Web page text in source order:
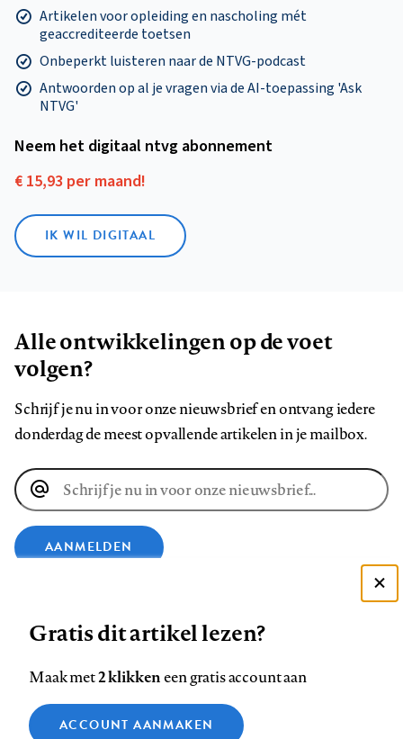
Artikelen voor opleiding en nascholing mét
geaccrediteerde toetsen
Onbeperkt luisteren naar de NTVG-podcast
Antwoorden op al je vragen via de AI-toepassing 'Ask
NTVG'
Neem het digitaal ntvg abonnement
€ 15,93 per maand!
IK WIL DIGITAAL
Alle ontwikkelingen op de voet
volgen?
Schrijf je nu in voor onze nieuwsbrief en ontvang iedere
donderdag de meest opvallende artikelen in je mailbox.
E-
mailadres
AANMELDEN
op
op
op
ons
op
Contact Colofon Disclaimer Privacy
Zie onze cookie policy
Gratis dit artikel lezen?
Maak met2 klikkeneen gratis account aan
ACCOUNT AANMAKEN